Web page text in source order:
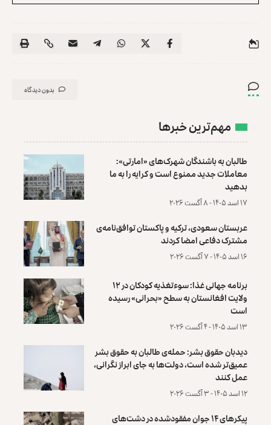
بدون دیدگاه
مهم‌ترین خبرها
طالبان به باشندگان شهرک‌های «امارتی»:
معاملات جدید ممنوع است و کرایه را به ما
بدهید
۱۷ اسد ۱۴۰۵ - ۸ آگست ۲۰۲۶
عربستان سعودی، ترکیه و پاکستان توافق‌نامه‌ی
مشترک دفاعی امضا کردند
۱۶ اسد ۱۴۰۵ - ۷ آگست ۲۰۲۶
برنامه جهانی غذا: سوءتغذیه کودکان در ۱۲
ولایت افغانستان به سطح «بحرانی» رسیده
است
۱۳ اسد ۱۴۰۵ - ۴ آگست ۲۰۲۶
دیدبان حقوق بشر: حمله‌ی طالبان به حقوق بشر
عمیق‌تر شده است، دولت‌ها به جای ابراز نگرانی،
عمل کنند
۱۲ اسد ۱۴۰۵ - ۳ آگست ۲۰۲۶
پیکرهای ۱۴ جوان مفقودشده در دشت‌های